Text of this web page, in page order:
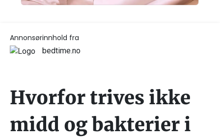
Annonsørinnhold fra
bedtime.no
Hvorfor trives ikke
midd og bakterier i